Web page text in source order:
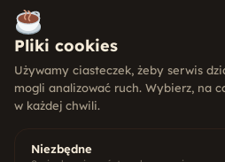
Strony
Pliki cookies
Używamy ciasteczek, żeby serwis
mogli analizować ruch. Wybierz, na
w każdej chwili.
Niezbędne